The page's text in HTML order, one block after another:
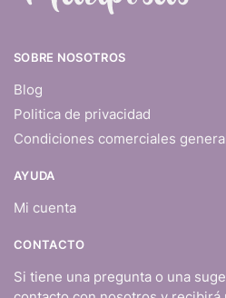
SOBRE NOSOTROS
Blog
Politica de privacidad
Condiciones comerciales
AYUDA
Mi cuenta
CONTACTO
Si tiene una pregunta o una